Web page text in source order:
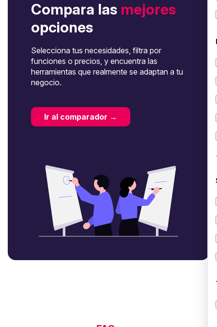
Compara las mejores
opciones
Selecciona tus necesidades, filtra por
funciones o precios, y encuentra las
herramientas que realmente se adaptan a tu
negocio.
Ir al comparador →